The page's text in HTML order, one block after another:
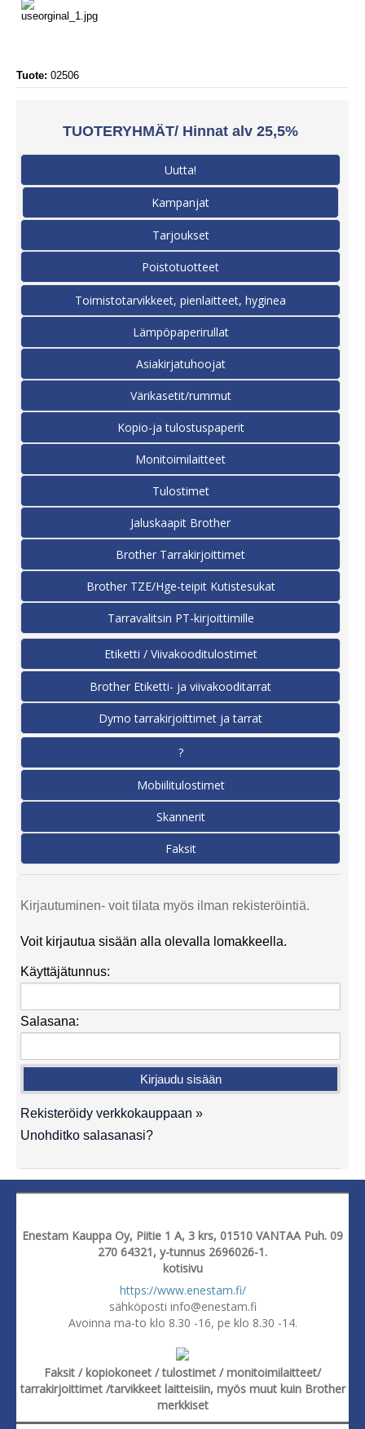
Tuote: 02506
TUOTERYHMÄT/ Hinnat alv 25,5%
Uutta!
Kampanjat
Tarjoukset
Poistotuotteet
Toimistotarvikkeet, pienlaitteet, hyginea
Lämpöpaperirullat
Asiakirjatuhoojat
Värikasetit/rummut
Kopio-ja tulostuspaperit
Monitoimilaitteet
Tulostimet
Jaluskaapit Brother
Brother Tarrakirjoittimet
Brother TZE/Hge-teipit Kutistesukat
Tarravalitsin PT-kirjoittimille
Etiketti / Viivakooditulostimet
Brother Etiketti- ja viivakooditarrat
Dymo tarrakirjoittimet ja tarrat
?
Mobiilitulostimet
Skannerit
Faksit
Kirjautuminen- voit tilata myös ilman rekisteröintiä.
Voit kirjautua sisään alla olevalla lomakkeella.
Käyttäjätunnus:
Salasana:
Rekisteröidy verkkokauppaan »
Unohditko salasanasi?
Enestam Kauppa Oy, Piitie 1 A, 3 krs, 01510 VANTAA Puh. 09
270 64321, y-tunnus 2696026-1.
kotisivu
https://www.enestam.fi/
sähköposti info@enestam.fi
Avoinna ma-to klo 8.30 -16, pe klo 8.30 -14.
Faksit / kopiokoneet / tulostimet / monitoimilaitteet/
tarrakirjoittimet /tarvikkeet laitteisiin, myös muut kuin Brother
merkkiset